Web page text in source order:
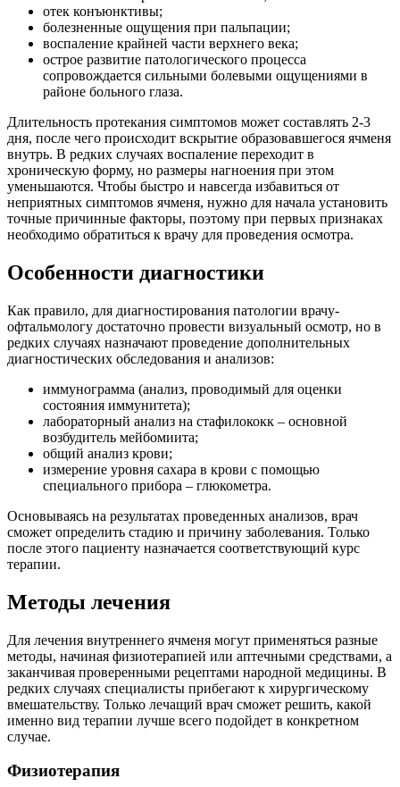
отек конъюнктивы;
болезненные ощущения при пальпации;
воспаление крайней части верхнего века;
острое развитие патологического процесса
сопровождается сильными болевыми ощущениями в
районе больного глаза.
Длительность протекания симптомов может составлять 2-3
дня, после чего происходит вскрытие образовавшегося ячменя
внутрь. В редких случаях воспаление переходит в
хроническую форму, но размеры нагноения при этом
уменьшаются. Чтобы быстро и навсегда избавиться от
неприятных симптомов ячменя, нужно для начала установить
точные причинные факторы, поэтому при первых признаках
необходимо обратиться к врачу для проведения осмотра.
Особенности диагностики
Как правило, для диагностирования патологии врачу-
офтальмологу достаточно провести визуальный осмотр, но в
редких случаях назначают проведение дополнительных
диагностических обследования и анализов:
иммунограмма (анализ, проводимый для оценки
состояния иммунитета);
лабораторный анализ на стафилококк – основной
возбудитель мейбомиита;
общий анализ крови;
измерение уровня сахара в крови с помощью
специального прибора – глюкометра.
Основываясь на результатах проведенных анализов, врач
сможет определить стадию и причину заболевания. Только
после этого пациенту назначается соответствующий курс
терапии.
Методы лечения
Для лечения внутреннего ячменя могут применяться разные
методы, начиная физиотерапией или аптечными средствами, а
заканчивая проверенными рецептами народной медицины. В
редких случаях специалисты прибегают к хирургическому
вмешательству. Только лечащий врач сможет решить, какой
именно вид терапии лучше всего подойдет в конкретном
случае.
Физиотерапия